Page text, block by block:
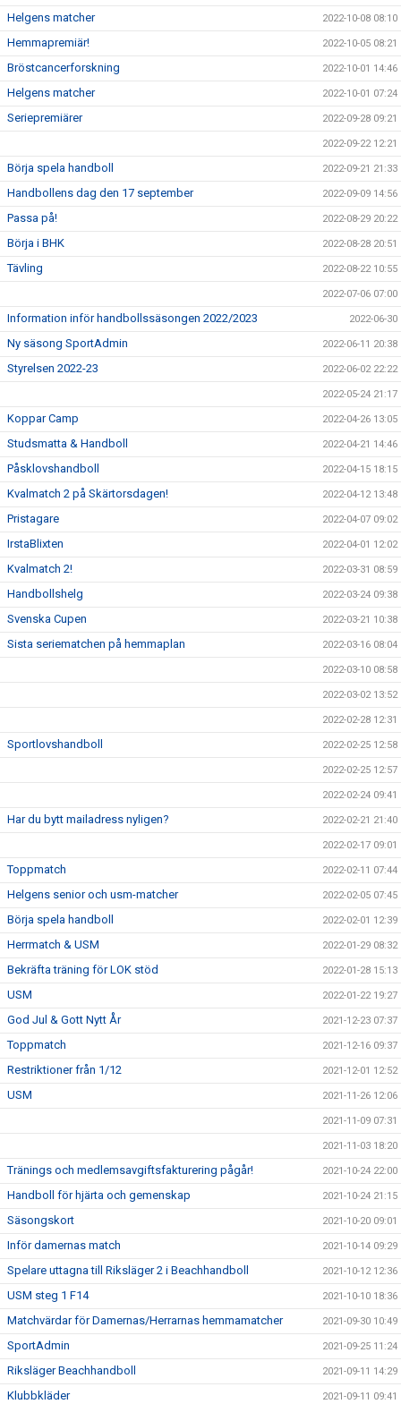
Helgens matcher 2022-10-08 08:10
Hemmapremiär! 2022-10-05 08:21
Bröstcancerforskning 2022-10-01 14:46
Helgens matcher 2022-10-01 07:24
Seriepremiärer 2022-09-28 09:21
2022-09-22 12:21
Börja spela handboll 2022-09-21 21:33
Handbollens dag den 17 september 2022-09-09 14:56
Passa på! 2022-08-29 20:22
Börja i BHK 2022-08-28 20:51
Tävling 2022-08-22 10:55
2022-07-06 07:00
Information inför handbollssäsongen 2022/2023 2022-06-30
Ny säsong SportAdmin 2022-06-11 20:38
Styrelsen 2022-23 2022-06-02 22:22
2022-05-24 21:17
Koppar Camp 2022-04-26 13:05
Studsmatta & Handboll 2022-04-21 14:46
Påsklovshandboll 2022-04-15 18:15
Kvalmatch 2 på Skärtorsdagen! 2022-04-12 13:48
Pristagare 2022-04-07 09:02
IrstaBlixten 2022-04-01 12:02
Kvalmatch 2! 2022-03-31 08:59
Handbollshelg 2022-03-24 09:38
Svenska Cupen 2022-03-21 10:38
Sista seriematchen på hemmaplan 2022-03-16 08:04
2022-03-10 08:58
2022-03-02 13:52
2022-02-28 12:31
Sportlovshandboll 2022-02-25 12:58
2022-02-25 12:57
2022-02-24 09:41
Har du bytt mailadress nyligen? 2022-02-21 21:40
2022-02-17 09:01
Toppmatch 2022-02-11 07:44
Helgens senior och usm-matcher 2022-02-05 07:45
Börja spela handboll 2022-02-01 12:39
Herrmatch & USM 2022-01-29 08:32
Bekräfta träning för LOK stöd 2022-01-28 15:13
USM 2022-01-22 19:27
God Jul & Gott Nytt År 2021-12-23 07:37
Toppmatch 2021-12-16 09:37
Restriktioner från 1/12 2021-12-01 12:52
USM 2021-11-26 12:06
2021-11-09 07:31
2021-11-03 18:20
Tränings och medlemsavgiftsfakturering pågår! 2021-10-24 22:00
Handboll för hjärta och gemenskap 2021-10-24 21:15
Säsongskort 2021-10-20 09:01
Inför damernas match 2021-10-14 09:29
Spelare uttagna till Riksläger 2 i Beachhandboll 2021-10-12 12:36
USM steg 1 F14 2021-10-10 18:36
Matchvärdar för Damernas/Herrarnas hemmamatcher 2021-09-30 10:49
SportAdmin 2021-09-25 11:24
Riksläger Beachhandboll 2021-09-11 14:29
Klubbkläder 2021-09-11 09:41